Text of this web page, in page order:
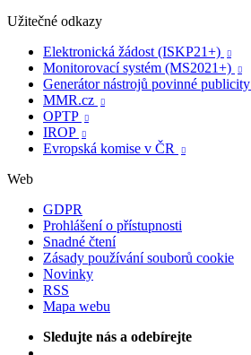
Užitečné odkazy
Elektronická žádost (ISKP21+)

Monitorovací systém (MS2021+) 
Generátor nástrojů povinné publicity
MMR.cz 
OPTP 
IROP 
Evropská komise v ČR 
Web
GDPR
Prohlášení o přístupnosti
Snadné čtení
Zásady používání souborů cookie
Novinky
RSS
Mapa webu
Sledujte nás a odebírejte